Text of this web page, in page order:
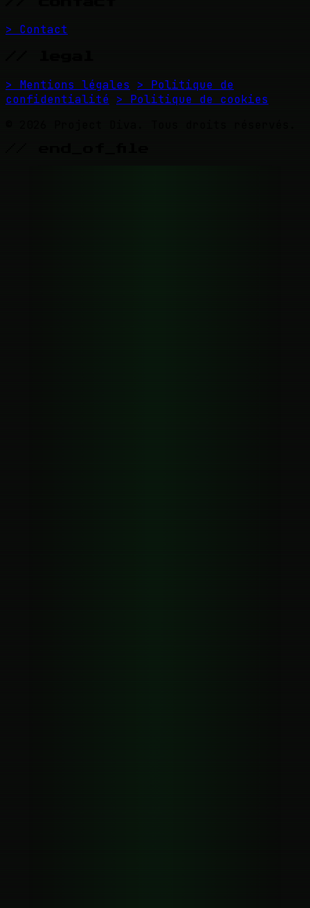
> Contact
> Mentions légales
> Politique de
confidentialité > Politique de cookies